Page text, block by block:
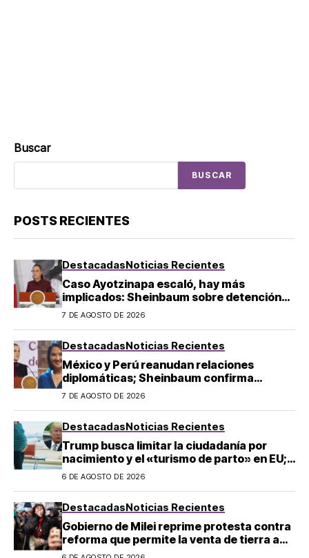
Buscar
BUSCAR
POSTS RECIENTES
DestacadasNoticias Recientes
Caso Ayotzinapa escaló, hay más
implicados: Sheinbaum sobre detención
de Ángel Aguirre
7 DE AGOSTO DE 2026
DestacadasNoticias Recientes
México y Perú reanudan relaciones
diplomáticas; Sheinbaum confirma
llegada de Betssy Chávez al país
7 DE AGOSTO DE 2026
DestacadasNoticias Recientes
Trump busca limitar la ciudadanía por
nacimiento y el «turismo de parto» en EU;
¿a quién afecta?
6 DE AGOSTO DE 2026
DestacadasNoticias Recientes
Gobierno de Milei reprime protesta contra
reforma que permite la venta de tierra a
extranjeros en Argentina